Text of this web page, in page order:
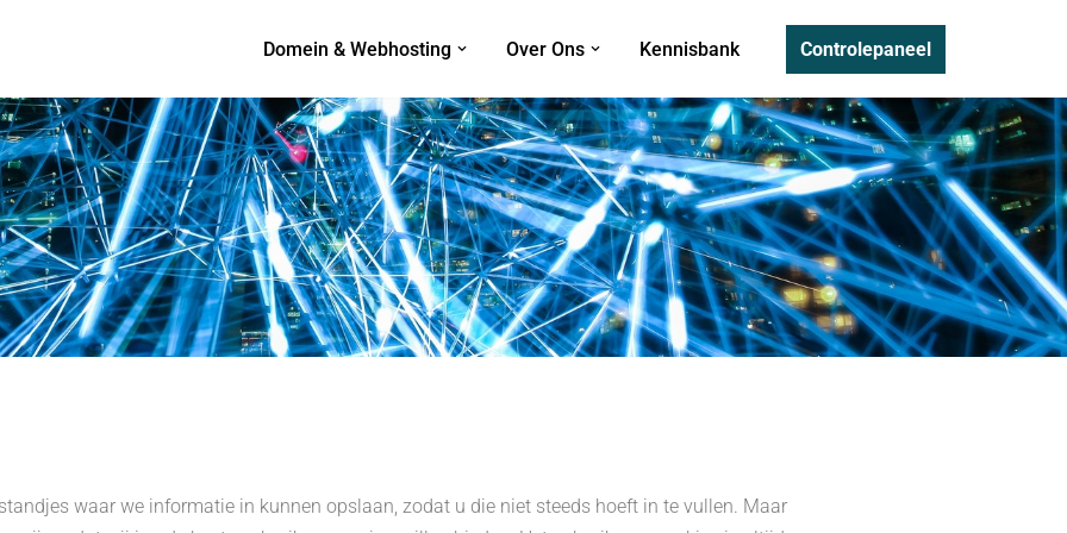
Domein & Webhosting Over Ons Kennisbank Controlepaneel
waar we informatie in kunnen opslaan, zodat u die niet steeds hoeft in te vullen. Maar